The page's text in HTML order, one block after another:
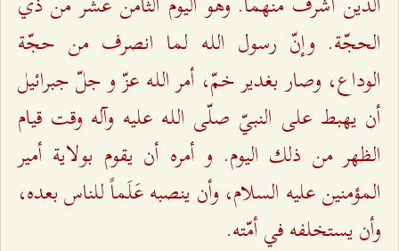
الحجّة. وإنّ رسول اللـه لما انصرف من حجّة
الوداع، وصار بغدير خمّ، أمر اللـه عزّ و جلّ جبرائيل
أن يهبط على النبيّ صلّى اللـه عليه وآله وقت قيام
الظهر من ذلك اليوم. و أمره أن يقوم بولاية أمير
المؤمنين عليه السلام، وأن ينصبه عَلَماً للناس بعده،
وأن يستخلفه في أمّته.